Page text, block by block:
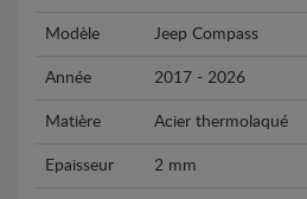
Modèle Jeep Compass
Année 2017 - 2026
Matière Acier thermolaqué
Epaisseur 2 mm